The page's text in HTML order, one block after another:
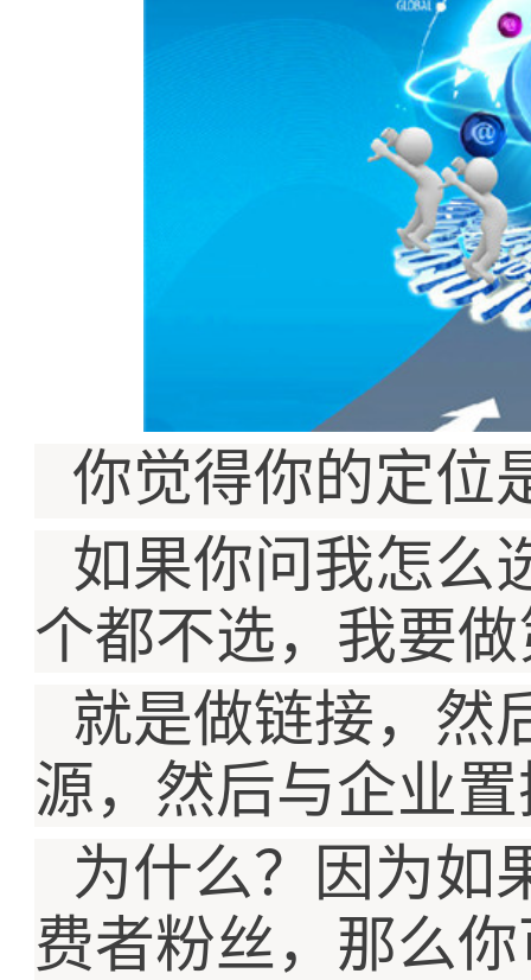
你觉得你的定位
如果你问我怎么
个都不选，我要
就是做链接，然
源，然后与企业
为什么？因为如
费者粉丝，那么